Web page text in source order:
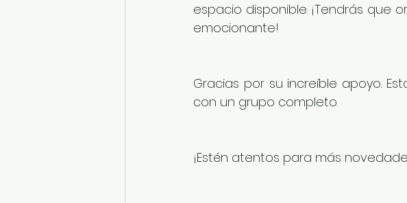
espacio disponible. ¡Tendrás que
emocionante!
Gracias por su increíble apoyo.
con un grupo completo.
¡Estén atentos para más